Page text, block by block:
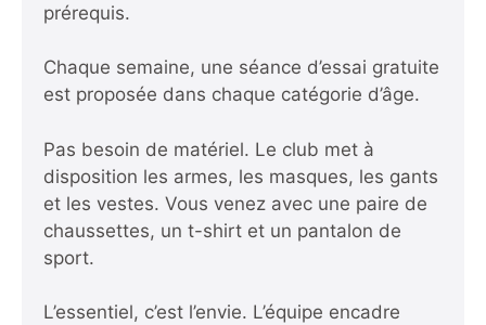
prérequis.
Chaque semaine, une séance d’essai gratuite
est proposée dans chaque catégorie d’âge.
Pas besoin de matériel. Le club met à
disposition les armes, les masques, les gants
et les vestes. Vous venez avec une paire de
chaussettes, un t-shirt et un pantalon de
sport.
L’essentiel, c’est l’envie. L’équipe encadre